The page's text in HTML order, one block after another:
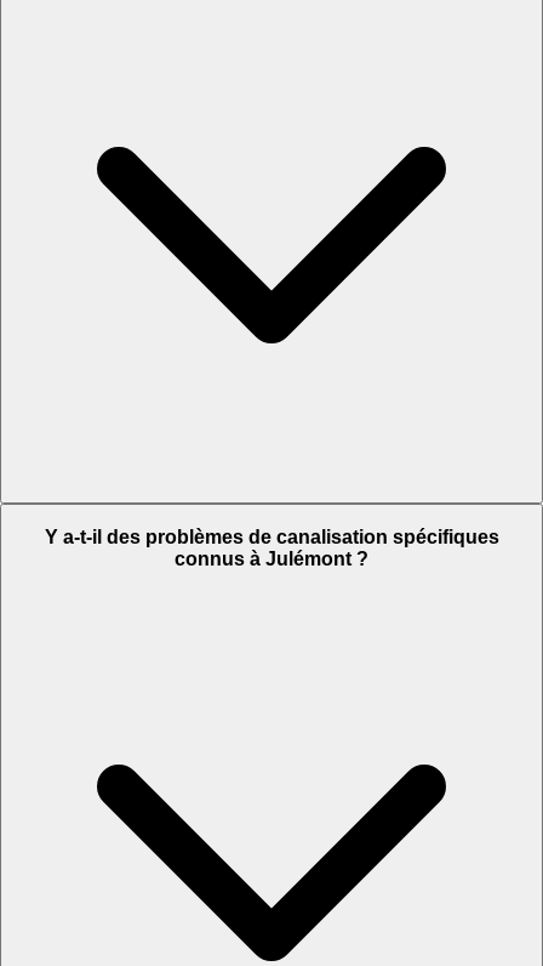
Y a-t-il des problèmes de canalisation spécifiques
connus à Julémont ?